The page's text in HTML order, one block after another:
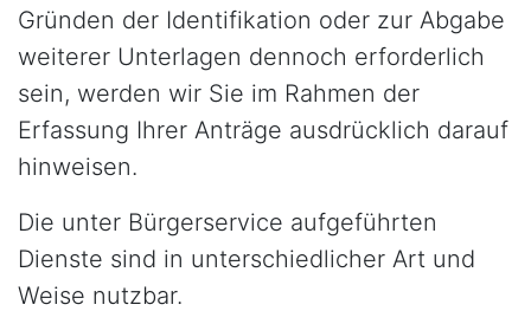
Gründen der Identifikation oder zur Abgabe
weiterer Unterlagen dennoch erforderlich
sein, werden wir Sie im Rahmen der
Erfassung Ihrer Anträge ausdrücklich darauf
hinweisen.
Die unter Bürgerservice aufgeführten
Dienste sind in unterschiedlicher Art und
Weise nutzbar.